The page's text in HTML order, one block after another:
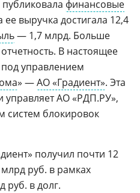
финансовые
ее выручка достигала 12,4
— 1,7 млрд. Больше
В настоящее
управлением
» —АО «Градиент». Эта
управляет АО «РДП.РУ»,
систем блокировок
получил почти 12
руб. в рамках
руб. в долг.